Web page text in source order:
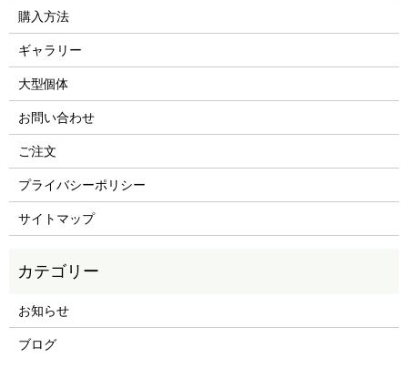
購入方法
ギャラリー
大型個体
お問い合わせ
ご注文
プライバシーポリシー
サイトマップ
お知らせ
ブログ